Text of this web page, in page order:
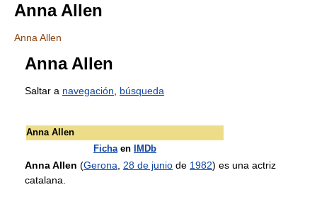
Anna Allen
Anna Allen
Anna Allen
Saltar a navegación búsqueda
Anna Allen
Fichaen IMDb
Anna Allen (Gerona 28 de junio de 1982) es una actriz
catalana.